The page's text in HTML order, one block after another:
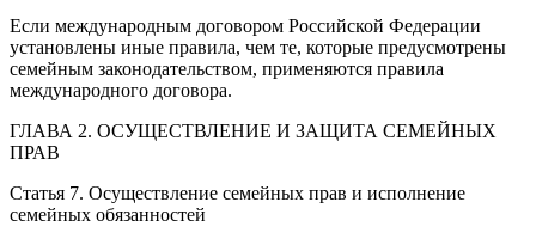
Если международным договором Российской Федерации
установлены иные правила, чем те, которые предусмотрены
семейным законодательством, применяются правила
международного договора.
ГЛАВА 2. ОСУЩЕСТВЛЕНИЕ И ЗАЩИТА СЕМЕЙНЫХ
ПРАВ
Статья 7. Осуществление семейных прав и исполнение
семейных обязанностей